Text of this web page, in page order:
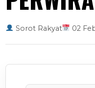
Sorot Rakyat 02